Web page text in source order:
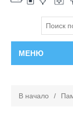
МЕНЮ
В начало /